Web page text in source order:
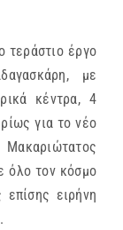
τεράστιο έργο
με
κέντρα, 4
για το νέο
όλο τον κόσμο
ειρήνη